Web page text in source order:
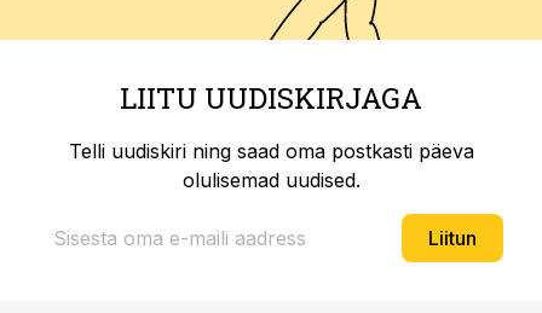
LIITU UUDISKIRJAGA
Telli uudiskiri ning saad oma postkasti päeva
olulisemad uudised.
Liitun